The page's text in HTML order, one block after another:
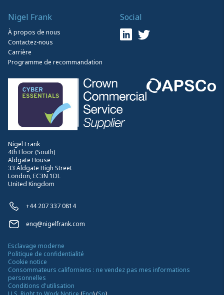
Nigel Frank
4th Floor (South)
Aldgate House
33 Aldgate High Street
London, EC3N 1DL
United Kingdom
+44 207 337 0814
enq@nigelfrank.com
Nigel Frank
À propos de nous
Contactez-nous
Carrière
Programme de recommandation
Social
Esclavage moderne
Politique de confidentialité
Cookie notice
Consommateurs californiens : ne vendez pas mes informations
personnelles
Conditions d'utilisation